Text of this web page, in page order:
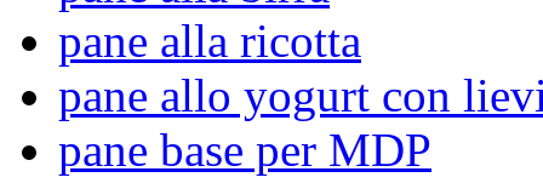
pane alla ricotta
pane allo yogurt con
pane base per MDP